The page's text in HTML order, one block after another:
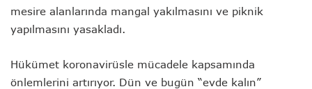
mesire alanlarında mangal yakılmasını ve piknik
yapılmasını yasakladı.
Hükümet koronavirüsle mücadele kapsamında
önlemlerini artırıyor. Dün ve bugün “evde kalın”